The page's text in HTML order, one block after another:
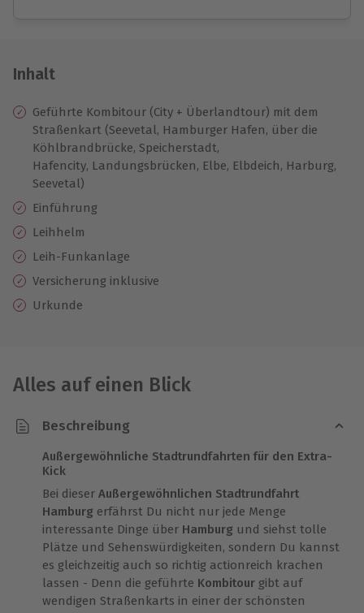
Jeder Gutschein für alle Erlebnisse einlösbar.
10 Jahre gültig & verlängerbar.
Inhalt
Geführte Kombitour (City + Überlandtour) mit dem
Straßenkart (Seevetal, Hamburger Hafen, über die
Köhlbrandbrücke, Speicherstadt,
Hafencity, Landungsbrücken, Elbe, Elbdeich, Harburg,
Seevetal)
Einführung
Leihhelm
Leih-Funkanlage
Versicherung inklusive
Urkunde
Alles auf einen Blick
Beschreibung
Außergewöhnliche Stadtrundfahrten für den Extra-
Kick
Bei dieser Außergewöhnlichen Stadtrundfahrt
Hamburg erfährst Du nicht nur jede Menge
interessante Dinge über Hamburg und siehst tolle
Plätze und Sehenswürdigkeiten, sondern Du kannst
es gleichzeitig auch so richtig actionreich krachen
lassen - Denn die geführte Kombitour gibt auf
wendigen Straßenkarts in einer der schönsten